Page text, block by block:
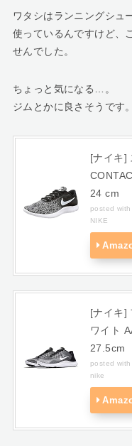
ワタシはランニングシュ
使っているんですけど、
せんでした。
ちょっと気になる…。
ジムとかに良さそうです。
[ナイキ]
24 cm
posted with
NIKE
[ナイキ]
ワイト
27.5cm
posted with
nike